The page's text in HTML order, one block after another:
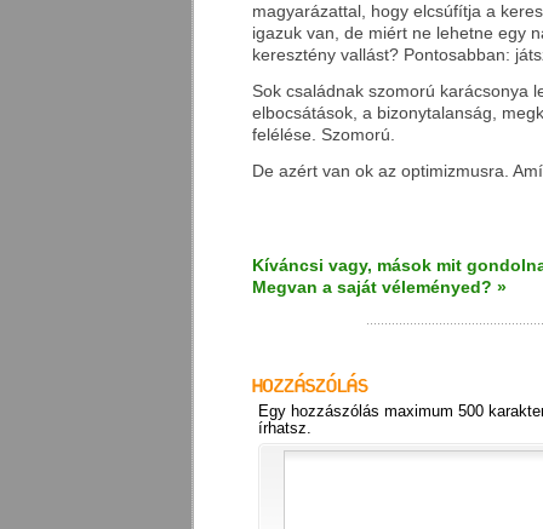
magyarázattal, hogy elcsúfítja a
igazuk van, de miért ne lehetne egy
keresztény vallást? Pontosabban:
Sok családnak szomorú karácsonya
elbocsátások, a bizonytalanság,
felélése. Szomorú.
De azért van ok az optimizmusra.
Kíváncsi vagy, mások mit
Megvan a saját véleményed? »
Egy hozzászólás maximum 500
írhatsz.